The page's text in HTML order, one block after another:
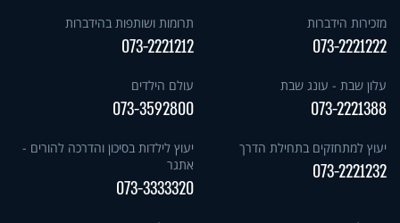
מזכירות הידברות
073-2221222
תרומות ושותפות בהידברות
073-2221212
עלון שבת - עונג שבת
073-2221388
עולם הילדים
073-3592800
יעוץ למתחזקים בתחילת הדרך
073-2221232
יעוץ לילדות בסיכון והדרכה להורים -
אתגר
073-3333320